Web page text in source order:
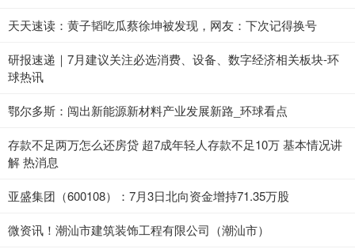
天天速读：黄子韬吃瓜蔡徐坤被发现，网友：下次记得换号
研报速递｜7月建议关注必选消费、设备、数字经济相关板块-环
球热讯
鄂尔多斯：闯出新能源新材料产业发展新路_环球看点
存款不足两万怎么还房贷 超7成年轻人存款不足10万 基本情况讲
解 热消息
亚盛集团（600108）：7月3日北向资金增持71.35万股
微资讯！潮汕市建筑装饰工程有限公司（潮汕市）